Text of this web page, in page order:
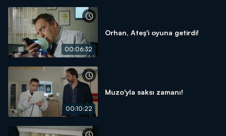
00:06:32
Orhan, Ateş'i oyuna getirdi!
00:10:22
Muzo'yla saksı zamanı!